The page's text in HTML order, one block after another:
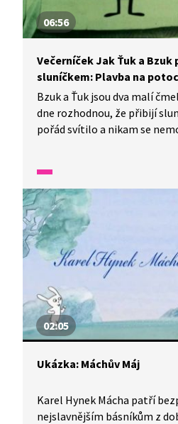
06:56
Večerníček Jak Ťuk a Bzuk
sluníčkem: Plavba na
Bzuk a Ťuk jsou dva malí
dne rozhodnou, že přibijí
pořád svítilo a nikam se
kteří jim pomůžou.
02:05
Ukázka: Máchův Máj
Karel Hynek Mácha patří
nejslavnějším básníkům z